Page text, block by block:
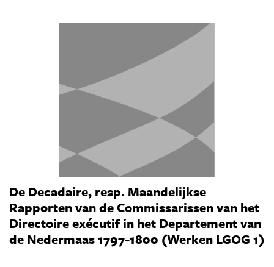
De Decadaire, resp. Maandelijkse
Rapporten van de Commissarissen van het
Directoire exécutif in het Departement van
de Nedermaas 1797-1800 (Werken LGOG 1)